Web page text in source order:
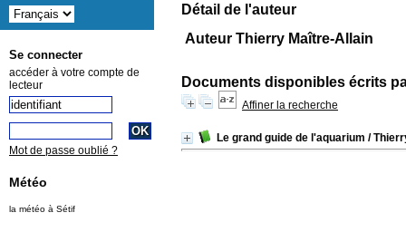
Détail de l'auteur
Auteur Thierry Maître-Allain
Documents disponibles écrits
Affiner la recherche
Le grand guide de l'aquarium /
Se connecter
accéder à votre compte de
lecteur
Mot de passe oublié ?
Météo
la météo à Sétif